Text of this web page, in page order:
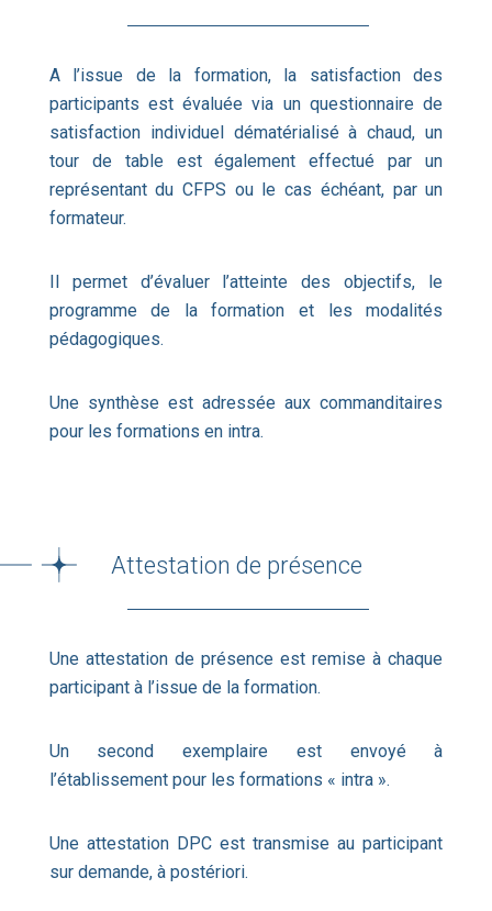
A l’issue de la formation, la satisfaction des
participants est évaluée via un questionnaire de
satisfaction individuel dématérialisé à chaud, un
tour de table est également effectué par un
représentant du CFPS ou le cas échéant, par un
formateur.
Il permet d’évaluer l’atteinte des objectifs, le
programme de la formation et les modalités
pédagogiques.
Une synthèse est adressée aux commanditaires
pour les formations en intra.
Attestation de présence
Une attestation de présence est remise à chaque
participant à l’issue de la formation.
Un second exemplaire est envoyé à
l’établissement pour les formations « intra ».
Une attestation DPC est transmise au participant
sur demande, à postériori.